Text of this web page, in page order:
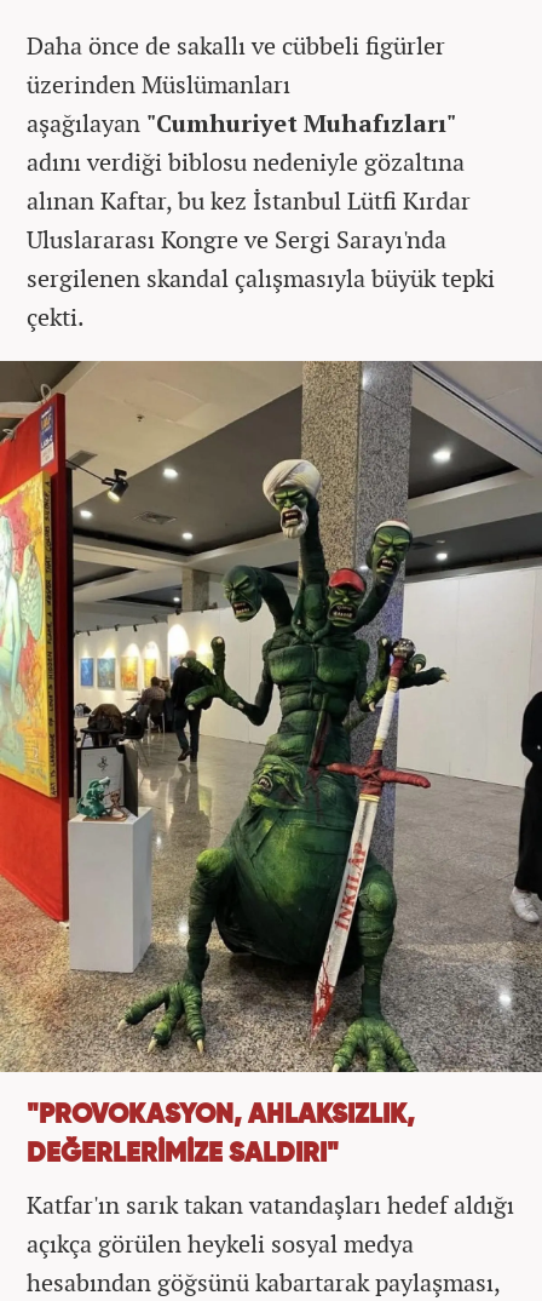
Daha önce de sakallı ve cübbeli figürler
üzerinden Müslümanları
aşağılayan "Cumhuriyet Muhafızları"
adını verdiği biblosu nedeniyle gözaltına
alınan Kaftar, bu kez İstanbul Lütfi Kırdar
Uluslararası Kongre ve Sergi Sarayı'nda
sergilenen skandal çalışmasıyla büyük tepki
çekti.
"PROVOKASYON, AHLAKSIZLIK,
DEĞERLERİMİZE SALDIRI"
Katfar'ın sarık takan vatandaşları hedef aldığı
açıkça görülen heykeli sosyal medya
hesabından göğsünü kabartarak paylaşması,